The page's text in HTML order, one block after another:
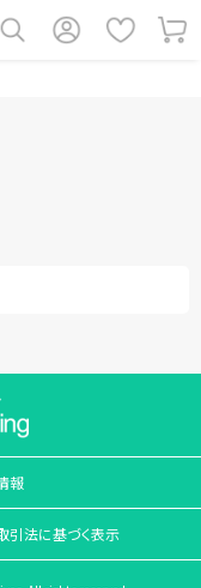
報
引法に基づく表示